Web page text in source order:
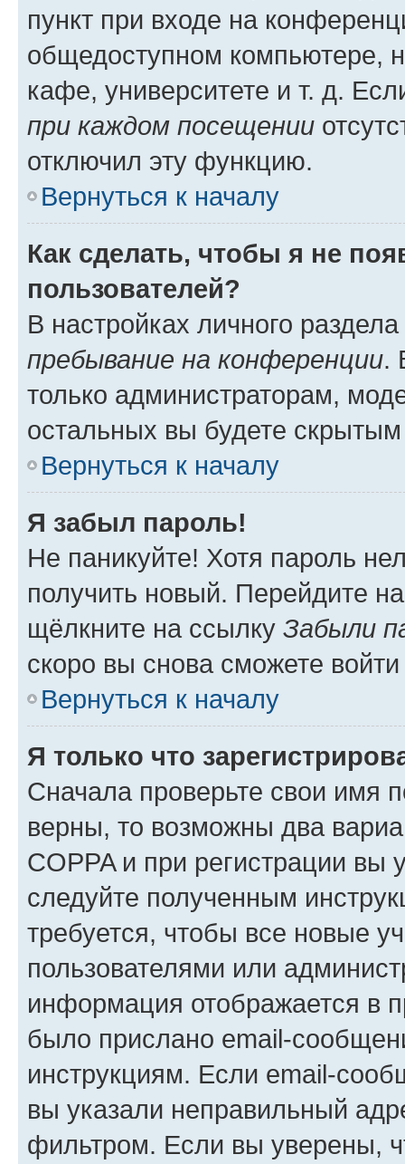
пункт при входе на
общедоступном компьютере,
кафе, университете и т. д.
при каждом посещении
отключил эту функцию.
Вернуться к началу
Как сделать, чтобы я не
пользователей?
В настройках личного
пребывание на конференции.
только администраторам,
остальных вы будете
Вернуться к началу
Я забыл пароль!
Не паникуйте! Хотя пароль
получить новый. Перейдите
щёлкните на ссылку Забыли
скоро вы снова сможете
Вернуться к началу
Я только что
Сначала проверьте свои имя
верны, то возможны два
COPPA и при регистрации вы
следуйте полученным
требуется, чтобы все новые
пользователями или
информация отображается в
было прислано email-
инструкциям. Если email-
вы указали неправильный
фильтром. Если вы уверены,